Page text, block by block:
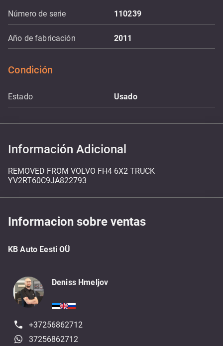
Número de serie 110239
Año de fabricación 2011
Condición
Estado Usado
Información Adicional
REMOVED FROM VOLVO FH4 6X2 TRUCK
YV2RT60C9JA822793
Informacion sobre ventas
KB Auto Eesti OÜ
Deniss Hmeljov
+37256862712
37256862712